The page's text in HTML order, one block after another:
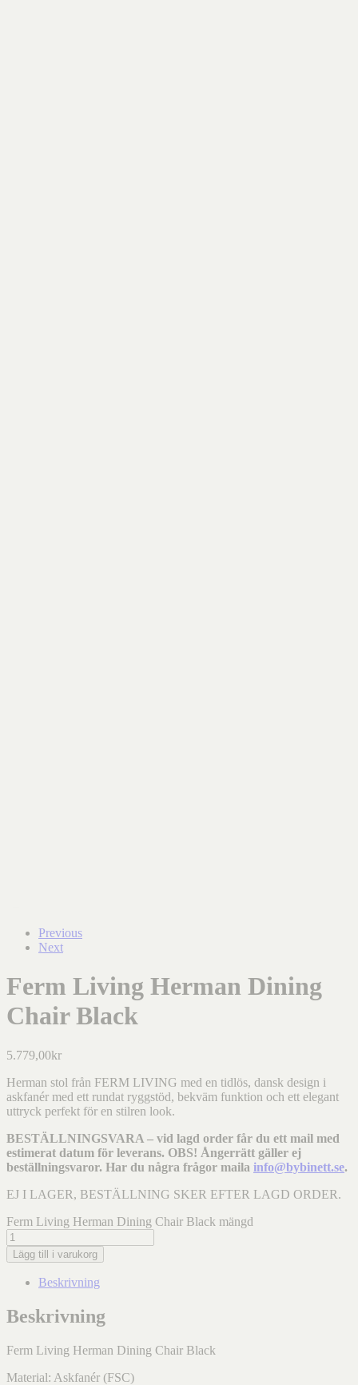
Previous
Next
Ferm Living Herman Dining
Chair Black
5.779,00kr
Herman stol från FERM LIVING med en tidlös, dansk design i
askfanér med ett rundat ryggstöd, bekväm funktion och ett elegant
uttryck perfekt för en stilren look.
BESTÄLLNINGSVARA – vid lagd order får du ett mail med
estimerat datum för leverans. OBS! Ångerrätt gäller ej
beställningsvaror. Har du några frågor maila info@bybinett.se.
EJ I LAGER, BESTÄLLNING SKER EFTER LAGD ORDER.
Ferm Living Herman Dining Chair Black mängd
Lägg till i varukorg
Beskrivning
Beskrivning
Ferm Living Herman Dining Chair Black
Material: Askfanér (FSC)